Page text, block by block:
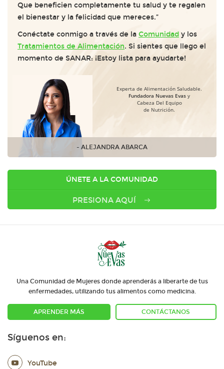
Que beneficien completamente tu salud y te regalen
el bienestar y la felicidad que mereces.”
Conéctate conmigo a través de la Comunidad y los
Tratamientos de Alimentación. Si sientes que llego el
momento de SANAR: ¡Estoy lista para ayudarte!
Experta de Alimentación Saludable.
Fundadora Nuevas Evas y
Cabeza Del Equipo
de Nutrición.
- ALEJANDRA ABARCA
ÚNETE A LA COMUNIDAD
PRESIONA AQUÍ
Una Comunidad de Mujeres donde aprenderás a liberarte de tus
enfermedades, utilizando tus alimentos como medicina.
APRENDER MÁS CONTÁCTANOS
Síguenos en:
YouTube